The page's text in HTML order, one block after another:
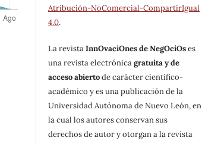
Atribución-NoComercial-CompartirIgual
4.0.
La revistaInnOvaciOnes de NegOciOses
una revista electrónicagratuita y de
acceso abiertode carácter científico-
académico y es una publicación de la
Universidad Autónoma de Nuevo León, en
la cual los autores conservan sus
derechos de autor y otorgan a la revista